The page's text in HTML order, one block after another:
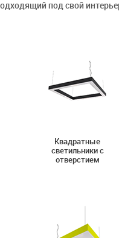
под свой
Квадратные
светильники с
отверстием